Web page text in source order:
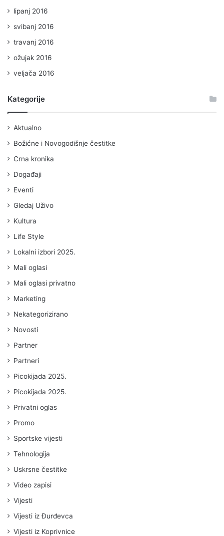
lipanj 2016
svibanj 2016
travanj 2016
ožujak 2016
veljača 2016
Kategorije
Aktualno
Božićne i Novogodišnje čestitke
Crna kronika
Događaji
Eventi
Gledaj Uživo
Kultura
Life Style
Lokalni izbori 2025.
Mali oglasi
Mali oglasi privatno
Marketing
Nekategorizirano
Novosti
Partner
Partneri
Picokijada 2025.
Picokijada 2025.
Privatni oglas
Promo
Sportske vijesti
Tehnologija
Uskrsne čestitke
Video zapisi
Vijesti
Vijesti iz Đurđevca
Vijesti iz Koprivnice